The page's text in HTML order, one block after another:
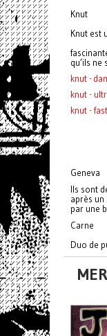
Knut
Knut est
qu’ils
knut -
knut -
knut -
Geneva
Ils sont
après un
par une
Carne
Duo de